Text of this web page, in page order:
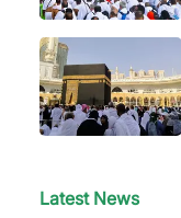
Latest News